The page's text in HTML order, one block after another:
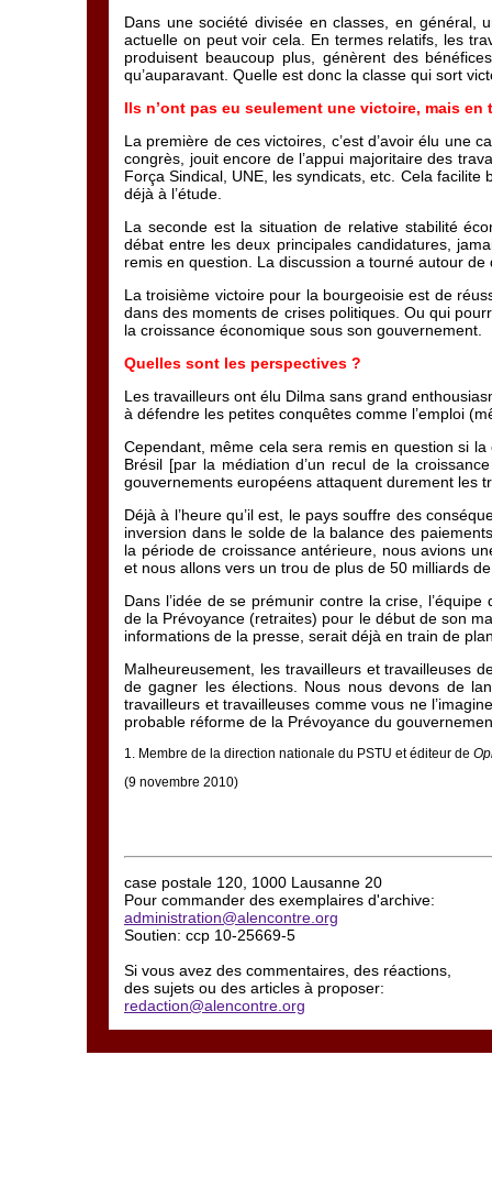
Dans une société divisée en classes, en général,
actuelle on peut voir cela. En termes relatifs, les
produisent beaucoup plus, génèrent des
qu’auparavant. Quelle est donc la classe qui sort
Ils n’ont pas eu seulement une victoire, mais en
La première de ces victoires, c’est d’avoir élu une
congrès, jouit encore de l’appui majoritaire des
Força Sindical, UNE, les syndicats, etc. Cela
déjà à l’étude.
La seconde est la situation de relative stabilité
débat entre les deux principales candidatures,
remis en question. La discussion a tourné autour
La troisième victoire pour la bourgeoisie est de
dans des moments de crises politiques. Ou qui
la croissance économique sous son gouvernement.
Quelles sont les perspectives ?
Les travailleurs ont élu Dilma sans grand
à défendre les petites conquêtes comme l’emploi
Cependant, même cela sera remis en question si
Brésil [par la médiation d’un recul de la
gouvernements européens attaquent durement les
Déjà à l’heure qu’il est, le pays souffre des
inversion dans le solde de la balance des
la période de croissance antérieure, nous avions
et nous allons vers un trou de plus de 50 milliards
Dans l’idée de se prémunir contre la crise,
de la Prévoyance (retraites) pour le début de son
informations de la presse, serait déjà en train de
Malheureusement, les travailleurs et travailleuses
de gagner les élections. Nous nous devons de
travailleurs et travailleuses comme vous ne
probable réforme de la Prévoyance du
1. Membre de la direction nationale du PSTU et éditeur de
(9 novembre 2010)
case postale 120, 1000 Lausanne 20
Pour commander des exemplaires d'archive:
administration@alencontre.org
Soutien: ccp 10-25669-5
Si vous avez des commentaires, des réactions,
des sujets ou des articles à proposer:
redaction@alencontre.org